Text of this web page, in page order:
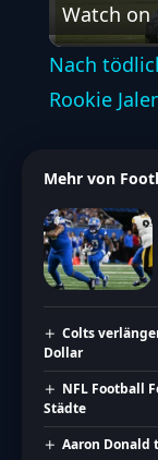
Watch on
Nach
Rookie
Mehr von
Colts
Dollar
NFL Football
Städte
Aaron Donald